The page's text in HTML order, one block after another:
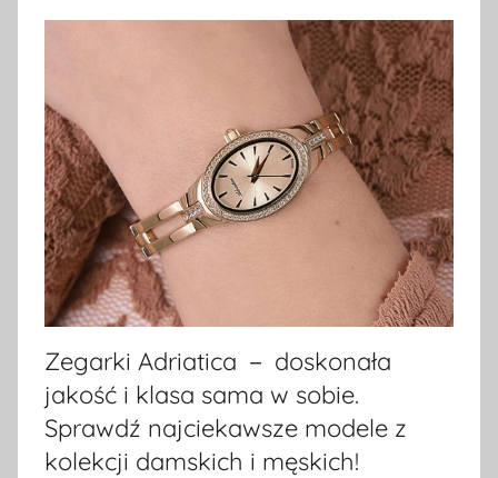
Zegarki Adriatica － doskonała
jakość i klasa sama w sobie.
Sprawdź najciekawsze modele z
kolekcji damskich i męskich!